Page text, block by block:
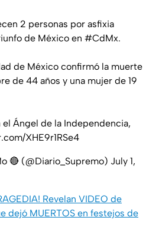
2 personas por asfixia
de México en #CdMx.
de México confirmó la muerte
de 44 años y una mujer de 19
Ángel de la Independencia,
XHE9r1RSe4
🔴 (@Diario_Supremo) July 1,
Revelan VIDEO de
dejó MUERTOS en festejos de